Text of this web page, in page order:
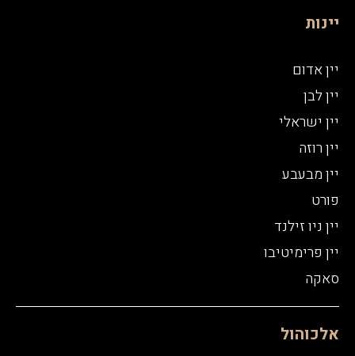
מספק את הצהרתי זו, באופן חופשי ותוך הבנה מוחלטת
כלפי מפעילי האתר ו/או בעלי האתר ו/או מי מטעמם
בקשר לתוכן האתר, לרבות התוכן השיווקי, הפרסומי
יינות
יין אדום
יין לבן
יין ישראלי
יין רוזה
יין מבעבע
פורט
יין ניו זילנד
יין פרימיטיבו
סאקה
אלכוהול